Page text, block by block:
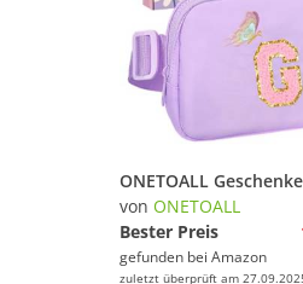
von ONETOALL
Bester Preis
gefunden bei Amazon
zuletzt überprüft am